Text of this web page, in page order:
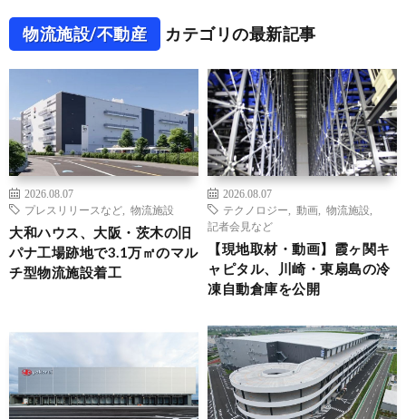
物流施設/不動産 カテゴリの最新記事
2026.08.07
プレスリリースなど
物流施設
大和ハウス、大阪・茨木の旧
パナ工場跡地で3.1万㎡のマル
チ型物流施設着工
2026.08.07
テクノロジー
動画 物流施設
記者会見など
【現地取材・動画】霞ヶ関キ
ャピタル、川崎・東扇島の冷
凍自動倉庫を公開